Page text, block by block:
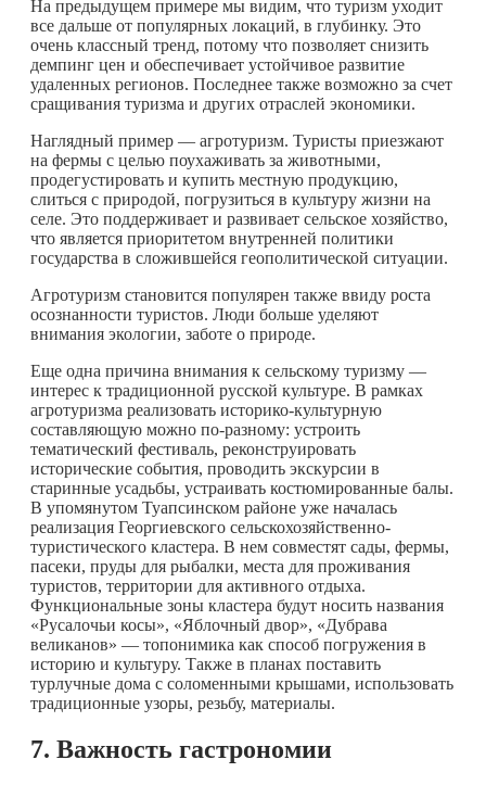
На предыдущем примере мы видим, что туризм уходит
все дальше от популярных локаций, в глубинку. Это
очень классный тренд, потому что позволяет снизить
демпинг цен и обеспечивает устойчивое развитие
удаленных регионов. Последнее также возможно за счет
сращивания туризма и других отраслей экономики.
Наглядный пример — агротуризм. Туристы приезжают
на фермы с целью поухаживать за животными,
продегустировать и купить местную продукцию,
слиться с природой, погрузиться в культуру жизни на
селе. Это поддерживает и развивает сельское хозяйство,
что является приоритетом внутренней политики
государства в сложившейся геополитической ситуации.
Агротуризм становится популярен также ввиду роста
осознанности туристов. Люди больше уделяют
внимания экологии, заботе о природе.
Еще одна причина внимания к сельскому туризму —
интерес к традиционной русской культуре. В рамках
агротуризма реализовать историко-культурную
составляющую можно по-разному: устроить
тематический фестиваль, реконструировать
исторические события, проводить экскурсии в
старинные усадьбы, устраивать костюмированные балы.
В упомянутом Туапсинском районе уже началась
реализация Георгиевского сельскохозяйственно-
туристического кластера. В нем совместят сады, фермы,
пасеки, пруды для рыбалки, места для проживания
туристов, территории для активного отдыха.
Функциональные зоны кластера будут носить названия
«Русалочьи косы», «Яблочный двор», «Дубрава
великанов» — топонимика как способ погружения в
историю и культуру. Также в планах поставить
турлучные дома с соломенными крышами, использовать
традиционные узоры, резьбу, материалы.
7. Важность гастрономии